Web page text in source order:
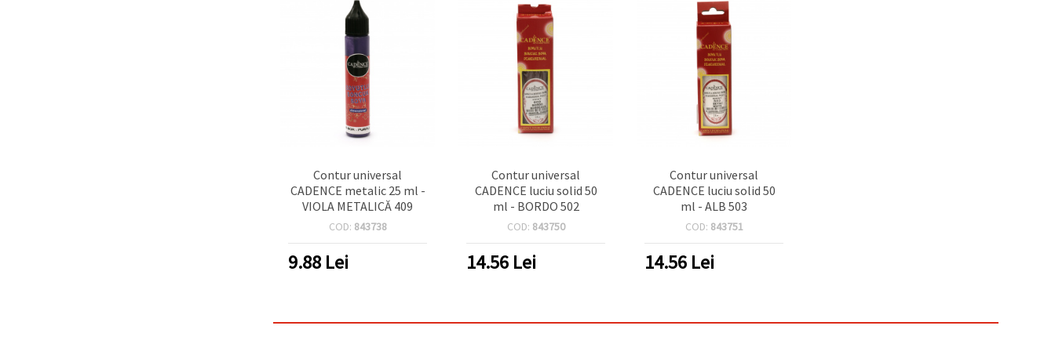
Contur universal
CADENCE metalic 25 ml -
VIOLA METALICĂ 409
COD: 843738
9.88 Lei
Contur universal
CADENCE luciu solid 50
ml - BORDO 502
COD: 843750
14.56 Lei
Contur universal
CADENCE luciu solid 50
ml - ALB 503
COD: 843751
14.56 Lei